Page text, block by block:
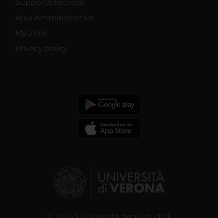
Supporto tecnico
Area Amministrativa
MyUnivr
Privacy policy